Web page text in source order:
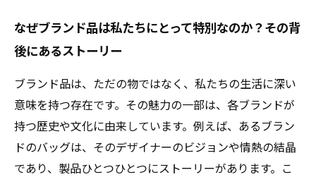
なぜブランド品は私たちにとって特別なのか？その背
後にあるストーリー
ブランド品は、ただの物ではなく、私たちの生活に深い
意味を持つ存在です。その魅力の一部は、各ブランドが
持つ歴史や文化に由来しています。例えば、あるブラン
ドのバッグは、そのデザイナーのビジョンや情熱の結晶
であり、製品ひとつひとつにストーリーがあります。こ